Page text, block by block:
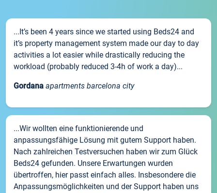
...It’s been 4 years since we started using Beds24 and
it’s property management system made our day to day
activities a lot easier while drastically reducing the
workload (probably reduced 3-4h of work a day)...
Gordana apartments barcelona city
...Wir wollten eine funktionierende und
anpassungsfähige Lösung mit gutem Support haben.
Nach zahlreichen Testversuchen haben wir zum Glück
Beds24 gefunden. Unsere Erwartungen wurden
übertroffen, hier passt einfach alles. Insbesondere die
Anpassungsmöglichkeiten und der Support haben uns